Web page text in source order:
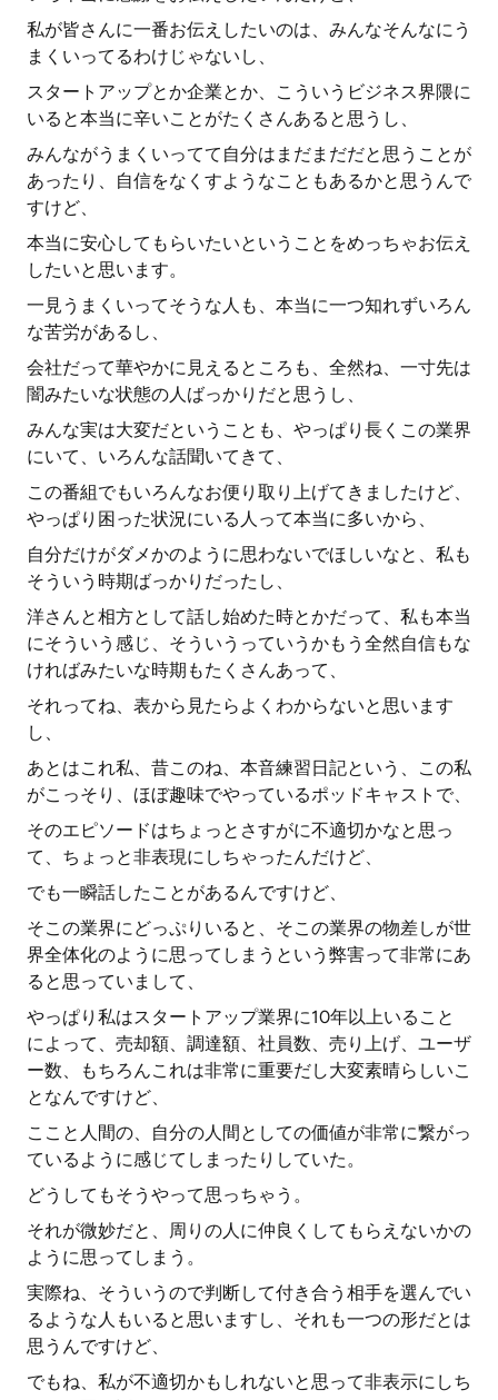
私が皆さんに一番お伝えしたいのは、みんなそんなにう
まくいってるわけじゃないし、
スタートアップとか企業とか、こういうビジネス界隈に
いると本当に辛いことがたくさんあると思うし、
みんながうまくいってて自分はまだまだだと思うことが
あったり、自信をなくすようなこともあるかと思うんで
すけど、
本当に安心してもらいたいということをめっちゃお伝え
したいと思います。
一見うまくいってそうな人も、本当に一つ知れずいろん
な苦労があるし、
会社だって華やかに見えるところも、全然ね、一寸先は
闇みたいな状態の人ばっかりだと思うし、
みんな実は大変だということも、やっぱり長くこの業界
にいて、いろんな話聞いてきて、
この番組でもいろんなお便り取り上げてきましたけど、
やっぱり困った状況にいる人って本当に多いから、
自分だけがダメかのように思わないでほしいなと、私も
そういう時期ばっかりだったし、
洋さんと相方として話し始めた時とかだって、私も本当
にそういう感じ、そういうっていうかもう全然自信もな
ければみたいな時期もたくさんあって、
それってね、表から見たらよくわからないと思います
し、
あとはこれ私、昔このね、本音練習日記という、この私
がこっそり、ほぼ趣味でやっているポッドキャストで、
そのエピソードはちょっとさすがに不適切かなと思っ
て、ちょっと非表現にしちゃったんだけど、
でも一瞬話したことがあるんですけど、
そこの業界にどっぷりいると、そこの業界の物差しが世
界全体化のように思ってしまうという弊害って非常にあ
ると思っていまして、
やっぱり私はスタートアップ業界に10年以上いること
によって、売却額、調達額、社員数、売り上げ、ユーザ
ー数、もちろんこれは非常に重要だし大変素晴らしいこ
となんですけど、
ここと人間の、自分の人間としての価値が非常に繋がっ
ているように感じてしまったりしていた。
どうしてもそうやって思っちゃう。
それが微妙だと、周りの人に仲良くしてもらえないかの
ように思ってしまう。
実際ね、そういうので判断して付き合う相手を選んでい
るような人もいると思いますし、それも一つの形だとは
思うんですけど、
でもね、私が不適切かもしれないと思って非表示にしち